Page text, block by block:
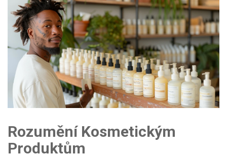
Rozumění Kosmetickým
Produktům